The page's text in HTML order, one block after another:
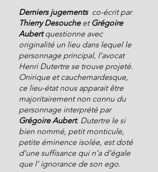
Derniers jugements co-écrit par
Thierry Desouche et Grégoire
Aubert questionne avec
originalité un lieu dans lequel le
personnage principal, l’avocat
Henri Dutertre se trouve projeté.
Onirique et cauchemardesque,
ce lieu-état nous apparait être
majoritairement non connu du
personnage interprété par
Grégoire Aubert. Dutertre le si
bien nommé, petit monticule,
petite éminence isolée, est doté
d’une suffisance qui n’a d’égale
que l’ ignorance de son ego.